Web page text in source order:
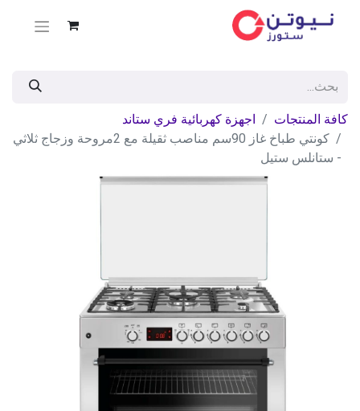
كافة المنتجات
اجهزة كهربائية فري ستاند
كونتي طباخ غاز 90سم مناصب ثقيلة مع 2مروحة وزجاج ثلاثي
- ستانلس ستيل